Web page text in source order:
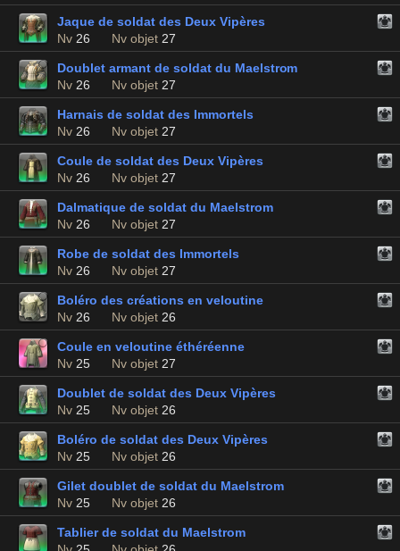
Jaque de soldat des Deux Vipères
Nv 26 Nv objet 27
Doublet armant de soldat du Maelstrom
Nv 26 Nv objet 27
Harnais de soldat des Immortels
Nv 26 Nv objet 27
Coule de soldat des Deux Vipères
Nv 26 Nv objet 27
Dalmatique de soldat du Maelstrom
Nv 26 Nv objet 27
Robe de soldat des Immortels
Nv 26 Nv objet 27
Boléro des créations en veloutine
Nv 26 Nv objet 26
Coule en veloutine éthéréenne
Nv 25 Nv objet 27
Doublet de soldat des Deux Vipères
Nv 25 Nv objet 26
Boléro de soldat des Deux Vipères
Nv 25 Nv objet 26
Gilet doublet de soldat du Maelstrom
Nv 25 Nv objet 26
Tablier de soldat du Maelstrom